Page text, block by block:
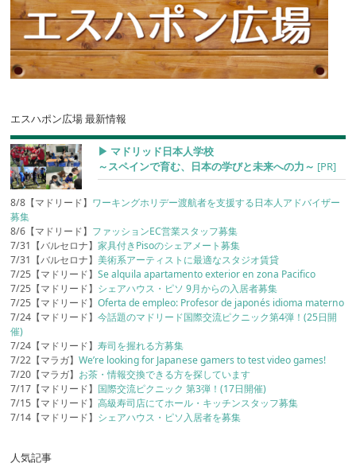
エスハポン広場 最新情報
▶︎ マドリッド日本人学校
～スペインで育む、日本の学びと未来への力～ [PR]
8/8【マドリード】 ワーキングホリデー渡航者を支援する日本人アドバイザー
募集
8/6【マドリード】 ファッションEC営業スタッフ募集
7/31【バルセロナ】家具付きPisoのシェアメート募集
7/31【バルセロナ】美術系アーティストに最適なスタジオ賃貸
7/25【マドリード】Se alquila apartamento exterior en zona Pacifico
7/25【マドリード】 シェアハウス・ピソ 9月からの入居者募集
7/25【マドリード】Oferta de empleo: Profesor de japonés idioma materno
7/24【マドリード】今話題のマドリード国際交流ピクニック第4弾！(25日開
催)
7/24【マドリード】寿司を握れる方募集
7/22【マラガ】We’re looking for Japanese gamers to test video games!
7/20【マラガ】 お茶・情報交換できる方を探しています
7/17【マドリード】 国際交流ピクニック 第3弾！(17日開催)
7/15【マドリード】高級寿司店にてホール・キッチンスタッフ募集
7/14【マドリード】 シェアハウス・ピソ入居者を募集
人気記事